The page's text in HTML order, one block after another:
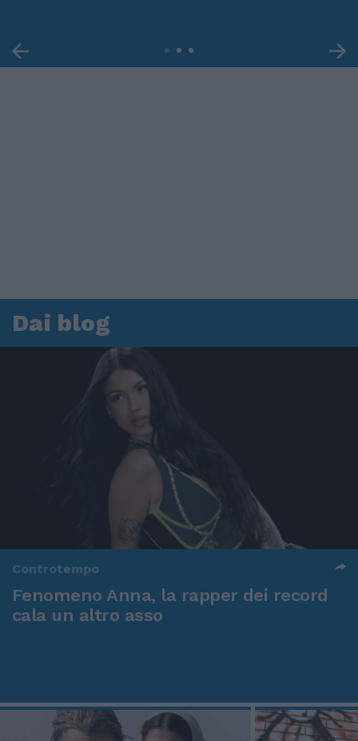
Dai blog
Controtempo
Fenomeno Anna, la rapper dei record
cala un altro asso